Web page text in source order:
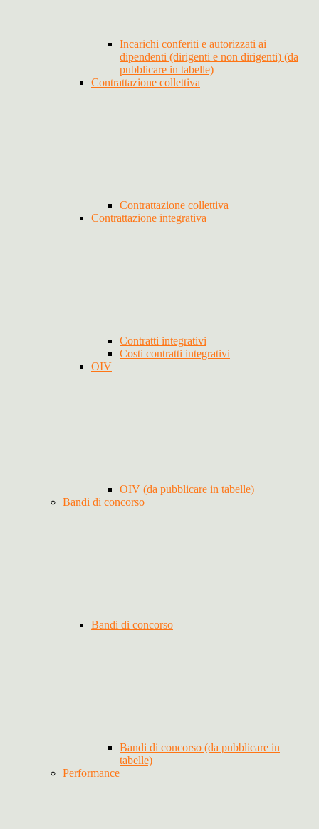
Incarichi conferiti e autorizzati ai
dipendenti (dirigenti e non dirigenti) (da
pubblicare in tabelle)
Contrattazione collettiva
Contrattazione collettiva
Contrattazione integrativa
Contratti integrativi
Costi contratti integrativi
OIV
OIV (da pubblicare in tabelle)
Bandi di concorso
Bandi di concorso
Bandi di concorso (da pubblicare in
tabelle)
Performance